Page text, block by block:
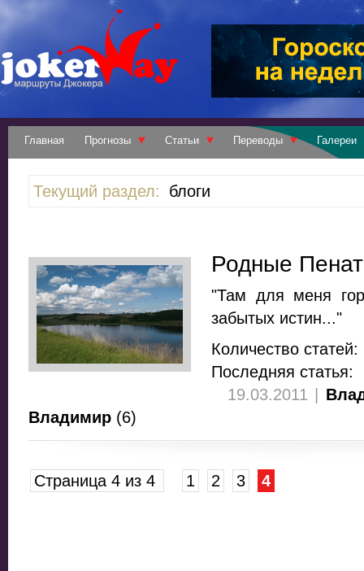
Главная Прогнозы Статьи Переводы Галереи
Текущий раздел: блоги
Родные
"Там для меня
забытых истин..."
Количество статей:
Последняя статья:
19.03.2011 |
Владимир (6)
Страница 4 из 4 1 2 3 4